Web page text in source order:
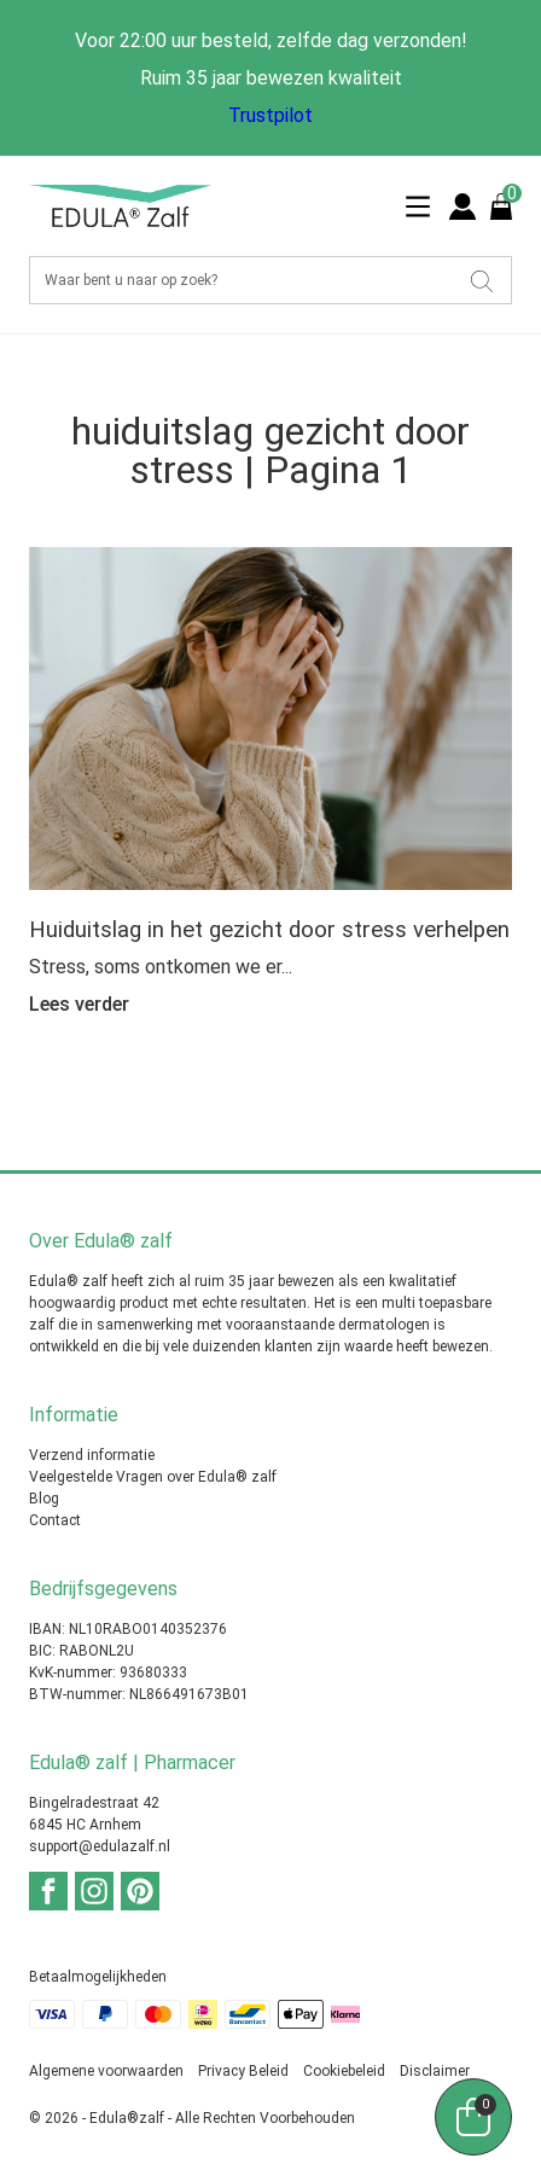
Voor 22:00 uur besteld, zelfde dag verzonden!
Ruim 35 jaar bewezen kwaliteit
Trustpilot
0
huiduitslag gezicht door
stress | Pagina 1
Huiduitslag in het gezicht door stress verhelpen
Stress, soms ontkomen we er...
Lees verder
Over Edula® zalf
Edula® zalf heeft zich al ruim 35 jaar bewezen als een kwalitatief
hoogwaardig product met echte resultaten. Het is een multi toepasbare
zalf die in samenwerking met vooraanstaande dermatologen is
ontwikkeld en die bij vele duizenden klanten zijn waarde heeft bewezen.
Informatie
Verzend informatie
Veelgestelde Vragen over Edula® zalf
Blog
Contact
Bedrijfsgegevens
IBAN: NL10RABO0140352376
BIC: RABONL2U
KvK-nummer: 93680333
BTW-nummer: NL866491673B01
Edula® zalf | Pharmacer
Bingelradestraat 42
6845 HC Arnhem
support@edulazalf.nl
Betaalmogelijkheden
© 2026 - Edula®zalf - Alle Rechten Voorbehouden
Algemene voorwaarden Privacy Beleid Cookiebeleid Disclaimer
0